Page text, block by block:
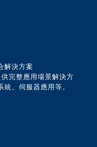
解決方案
完整應用場景解決方
、伺服器應用等。